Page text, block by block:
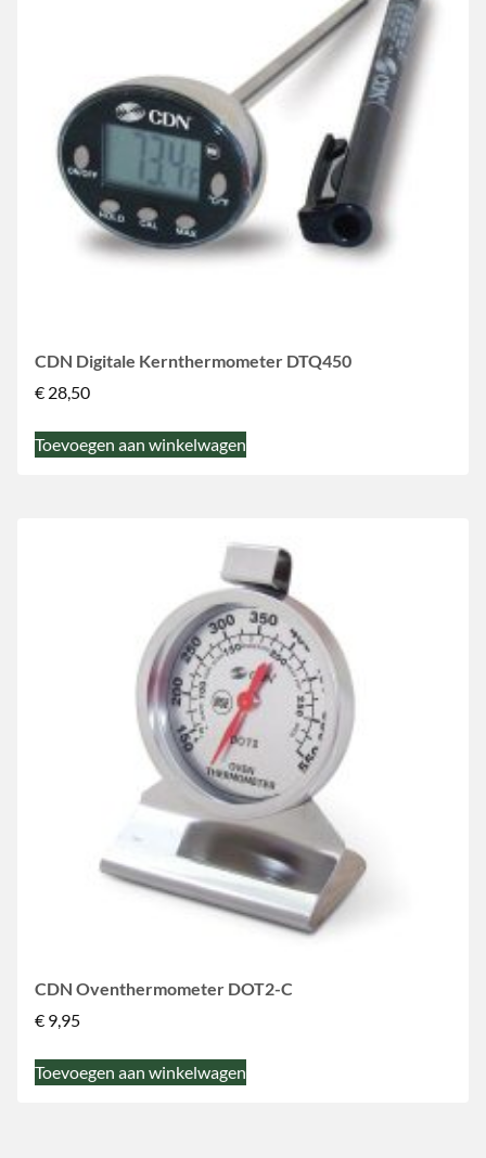
CDN Digitale Kernthermometer DTQ450
€ 28,50
Toevoegen aan winkelwagen
CDN Oventhermometer DOT2-C
€ 9,95
Toevoegen aan winkelwagen